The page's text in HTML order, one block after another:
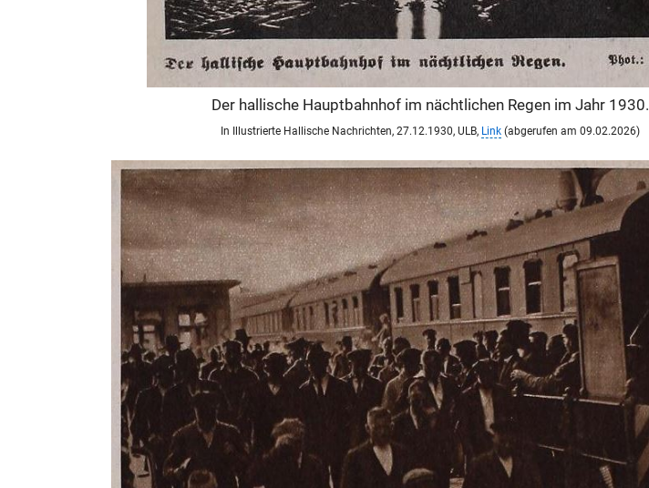
Der hallische Hauptbahnhof im nächtlichen Regen im Jahr 1930.
In Illustrierte Hallische Nachrichten, 27.12.1930, ULB, Link (abgerufen am 09.02.2026)